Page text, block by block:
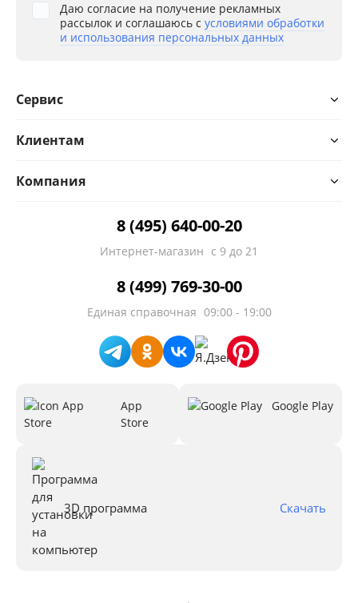
Даю согласие на получение рекламных
рассылок и соглашаюсь с условиями обработки
и использования персональных данных
Сервис
Клиентам
Компания
8 (495) 640-00-20
Интернет-магазин с 9 до 21
8 (499) 769-30-00
Единая справочная 09:00 - 19:00
App
Store
Google Play
3D программа Скачать